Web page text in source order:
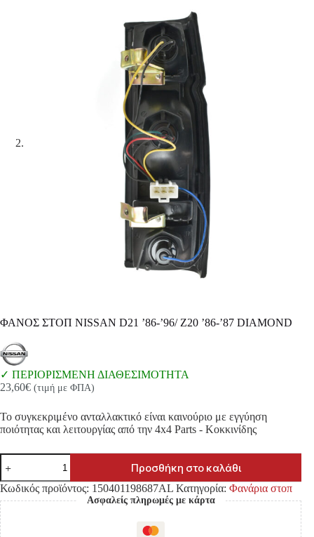
ΦΑΝΟΣ ΣΤΟΠ NISSAN D21 ’86-’96/ Ζ20 ’86-’87 DIAMOND
ΠΕΡΙΟΡΙΣΜΕΝΗ ΔΙΑΘΕΣΙΜΟΤΗΤΑ
23,60€ (τιμή με ΦΠΑ)
Το συγκεκριμένο ανταλλακτικό είναι καινούριο με εγγύηση
ποιότητας και λειτουργίας από την 4x4 Parts - Κοκκινίδης
ΦΑΝΟΣ
ΣΤΟΠ
NISSAN
D21
'86-
'96/
Ζ20
Προσθήκη στο καλάθι
Κωδικός προϊόντος: 150401198687AL Κατηγορία: Φανάρια στοπ
Ασφαλείς πληρωμές με κάρτα